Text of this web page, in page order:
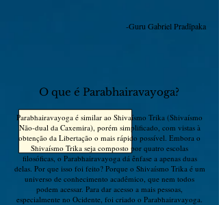
-Guru Gabriel Pradīpaka
O que é Parabhairavayoga?
Parabhairavayoga é similar ao Shivaísmo Trika (Shivaísmo
Não-dual da Caxemira), porém simplificado, com vistas à
obtenção da Libertação o mais rápido possível. Embora o
Shivaísmo Trika seja composto por quatro escolas
filosóficas, o Parabhairavayoga dá ênfase a apenas duas
delas. Por que isso foi feito? Porque o Shivaísmo Trika é um
universo de conhecimento acadêmico, que nem todos
podem acessar. Para dar acesso a mais pessoas,
especialmente no Ocidente, foi criado o Parabhairavayoga.